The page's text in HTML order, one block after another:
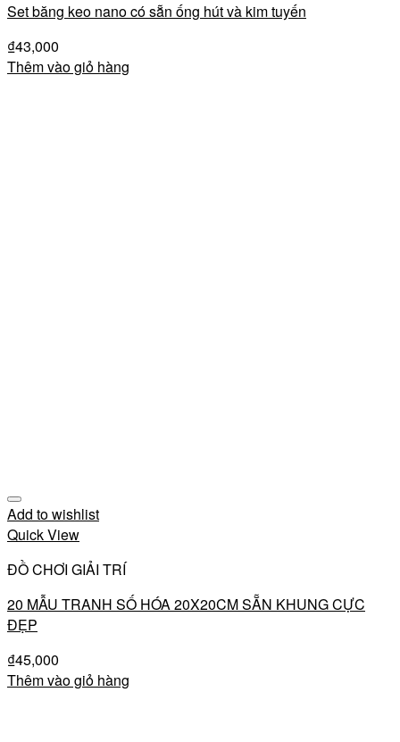
Set băng keo nano có sẵn ống hút và kim tuyến
₫43,000
Thêm vào giỏ hàng
Add to wishlist
Quick View
ĐỒ CHƠI GIẢI TRÍ
20 MẪU TRANH SỐ HÓA 20X20CM SẴN KHUNG CỰC
ĐẸP
₫45,000
Thêm vào giỏ hàng